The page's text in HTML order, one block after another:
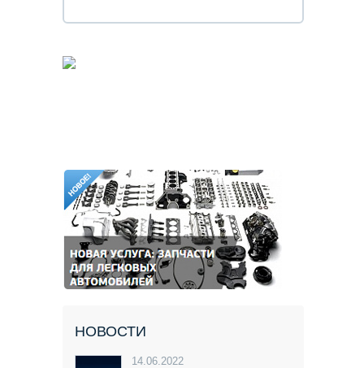
НОВОСТИ
14.06.2022